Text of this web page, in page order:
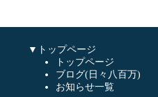
▼トップページ
トップページ
ブログ(日々八百万)
お知らせ一覧